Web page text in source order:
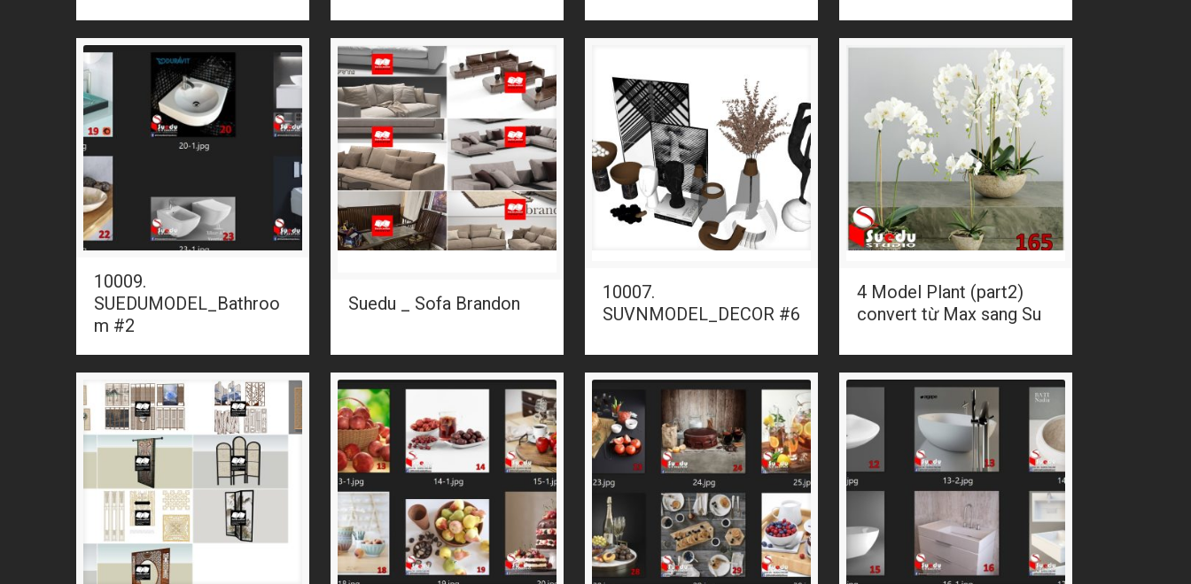
10009.
SUEDUMODEL_Bathroo
m #2
Suedu _ Sofa Brandon
10007.
SUVNMODEL_DECOR #6
4 Model Plant (part2)
convert từ Max sang Su